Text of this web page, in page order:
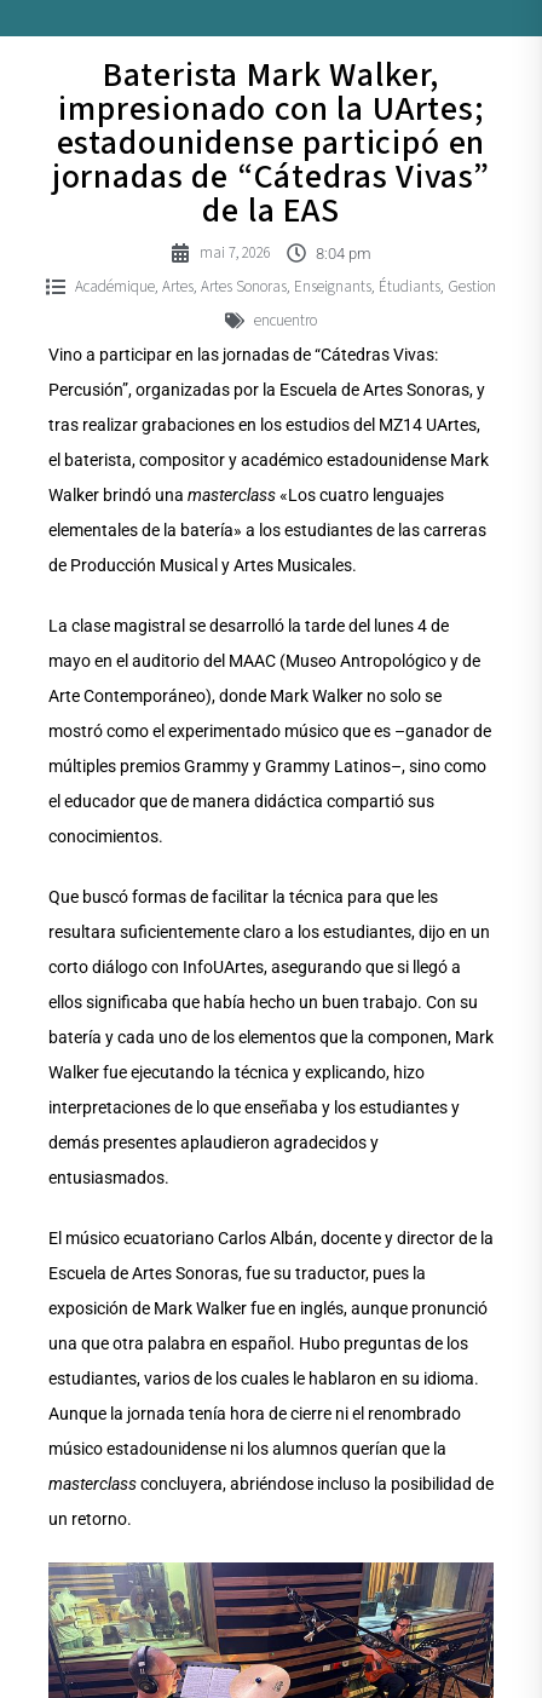
Baterista Mark Walker,
impresionado con la UArtes;
estadounidense participó en
jornadas de “Cátedras Vivas”
de la EAS
mai 7, 2026 8:04 pm
Académique Artes Artes Sonoras Enseignants Étudiants Gestion
encuentro
Vino a participar en las jornadas de “Cátedras Vivas:
Percusión”, organizadas por la Escuela de Artes Sonoras, y
tras realizar grabaciones en los estudios del MZ14 UArtes,
el baterista, compositor y académico estadounidense Mark
Walker brindó una masterclass«Los cuatro lenguajes
elementales de la batería» a los estudiantes de las carreras
de Producción Musical y Artes Musicales.
La clase magistral se desarrolló la tarde del lunes 4 de
mayo en el auditorio del MAAC (Museo Antropológico y de
Arte Contemporáneo), donde Mark Walker no solo se
mostró como el experimentado músico que es –ganador de
múltiples premios Grammy y Grammy Latinos–, sino como
el educador que de manera didáctica compartió sus
conocimientos.
Que buscó formas de facilitar la técnica para que les
resultara suficientemente claro a los estudiantes, dijo en un
corto diálogo con InfoUArtes, asegurando que si llegó a
ellos significaba que había hecho un buen trabajo. Con su
batería y cada uno de los elementos que la componen, Mark
Walker fue ejecutando la técnica y explicando, hizo
interpretaciones de lo que enseñaba y los estudiantes y
demás presentes aplaudieron agradecidos y
entusiasmados.
El músico ecuatoriano Carlos Albán, docente y director de la
Escuela de Artes Sonoras, fue su traductor, pues la
exposición de Mark Walker fue en inglés, aunque pronunció
una que otra palabra en español. Hubo preguntas de los
estudiantes, varios de los cuales le hablaron en su idioma.
Aunque la jornada tenía hora de cierre ni el renombrado
músico estadounidense ni los alumnos querían que la
masterclassconcluyera, abriéndose incluso la posibilidad de
un retorno.